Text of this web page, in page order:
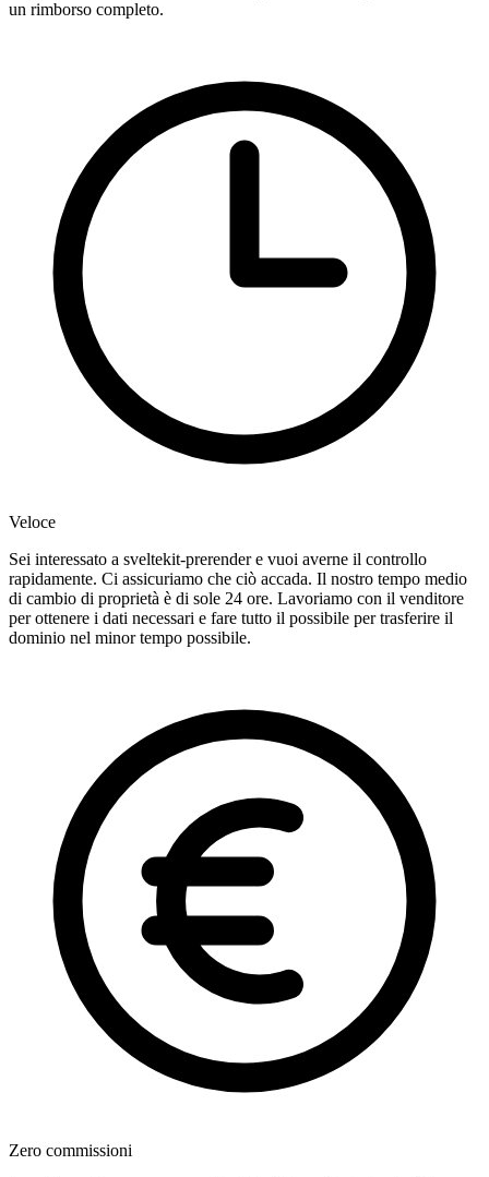
un rimborso completo.
Veloce
Sei interessato a sveltekit-prerender e vuoi averne il controllo
rapidamente. Ci assicuriamo che ciò accada. Il nostro tempo medio
di cambio di proprietà è di sole 24 ore. Lavoriamo con il venditore
per ottenere i dati necessari e fare tutto il possibile per trasferire il
dominio nel minor tempo possibile.
Zero commissioni